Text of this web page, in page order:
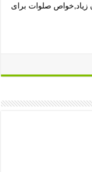
صلوات برای